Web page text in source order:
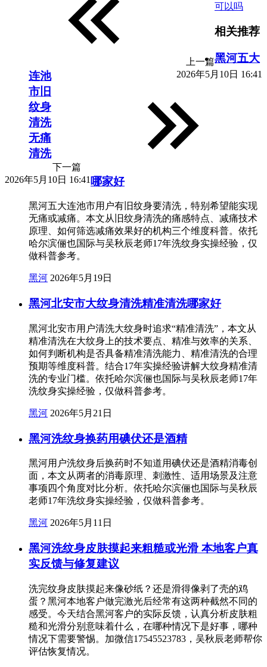
上一篇
2026年5月10日 16:41
可以吗
下一篇
2026年5月10日 16:41
相关推荐
黑河五大
连池
市旧
纹身
清洗
无痛
清洗
哪家好
黑河五大连池市用户有旧纹身要清洗，特别希望能实现
无痛或减痛。本文从旧纹身清洗的痛感特点、减痛技术
原理、如何筛选减痛效果好的机构三个维度科普。依托
哈尔滨俪也国际与吴秋辰老师17年洗纹身实操经验，仅
做科普参考。
黑河 2026年5月19日
黑河北安市大纹身清洗精准清洗哪家好
黑河北安市用户清洗大纹身时追求“精准清洗”，本文从
精准清洗在大纹身上的技术要点、精准与效率的关系、
如何判断机构是否具备精准清洗能力、精准清洗的合理
预期等维度科普。结合17年实操经验讲解大纹身精准清
洗的专业门槛。依托哈尔滨俪也国际与吴秋辰老师17年
洗纹身实操经验，仅做科普参考。
黑河 2026年5月21日
黑河洗纹身换药用碘伏还是酒精
黑河用户洗纹身后换药时不知道用碘伏还是酒精消毒创
面，本文从两者的消毒原理、刺激性、适用场景及注意
事项四个角度对比分析。依托哈尔滨俪也国际与吴秋辰
老师17年洗纹身实操经验，仅做科普参考。
黑河 2026年5月11日
黑河洗纹身皮肤摸起来粗糙或光滑 本地客户真
实反馈与修复建议
洗完纹身皮肤摸起来像砂纸？还是滑得像剥了壳的鸡
蛋？黑河本地客户做完激光后经常有这两种截然不同的
感受。今天结合黑河客户的实际反馈，认真分析皮肤粗
糙和光滑分别意味着什么，在哪种情况下是好事，哪种
情况下需要警惕。加微信17545523783，吴秋辰老师帮你
评估恢复情况。